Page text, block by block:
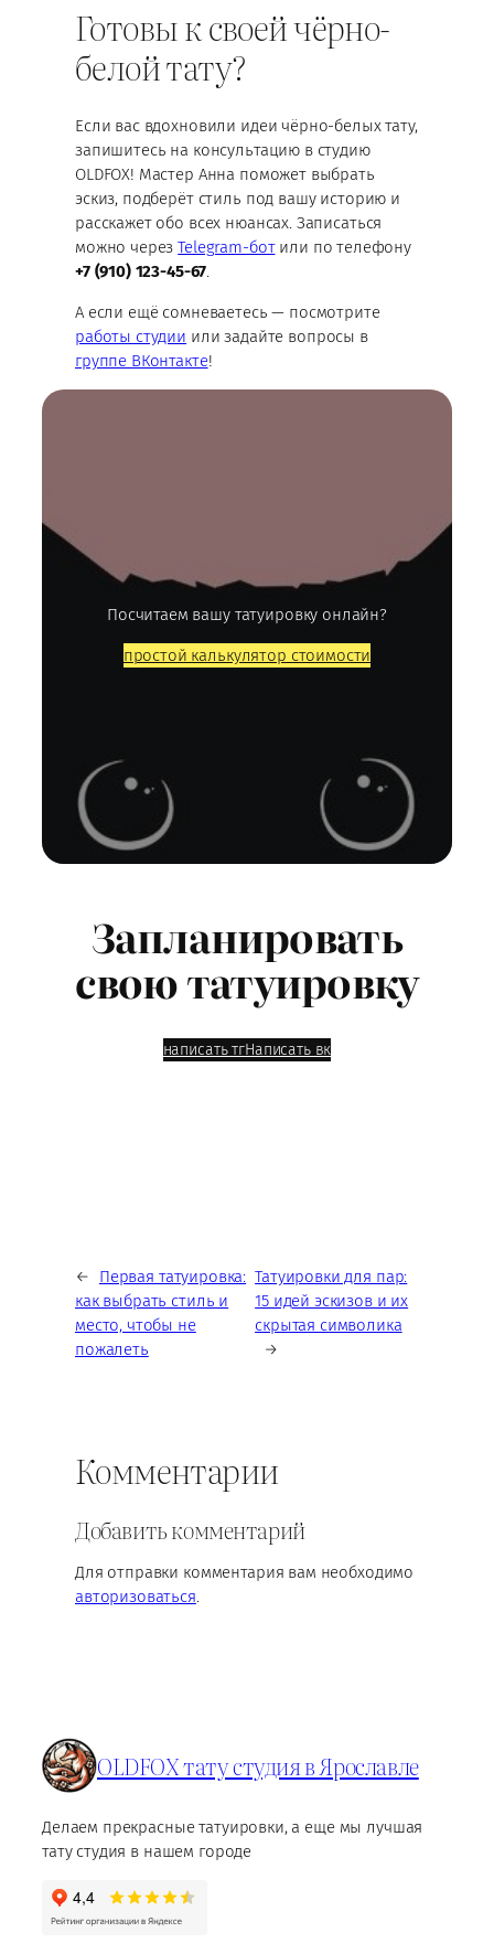
Готовы к своей чёрно-
белой тату?
Если вас вдохновили идеи чёрно-белых тату,
запишитесь на консультацию в студию
OLDFOX! Мастер Анна поможет выбрать
эскиз, подберёт стиль под вашу историю и
расскажет обо всех нюансах. Записаться
можно черезTelegram-ботили по телефону
+7 (910) 123-45-67
А если ещё сомневаетесь — посмотрите
работы студии или задайте вопросы в
группе ВКонтакте!
Посчитаем вашу татуировку онлайн?
простой калькулятор стоимости
Запланировать
свою татуировку
написать тгНаписать вк
←
Первая татуировка:
как выбрать стиль и
место, чтобы не
пожалеть
Татуировки для пар:
15 идей эскизов и их
скрытая символика
→
Комментарии
Добавить комментарий
Для отправки комментария вам необходимо
авторизоваться.
OLDFOX тату студия в Ярославле
Делаем прекрасные татуировки, а еще мы лучшая
тату студия в нашем городе